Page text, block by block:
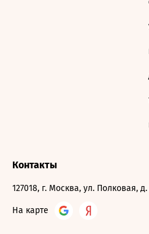
Контакты
127018, г. Москва, ул. Полковая, д.
На карте